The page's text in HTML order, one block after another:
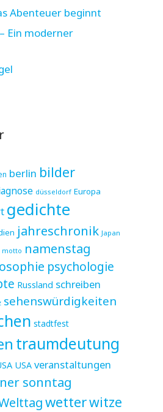
Abenteuer beginnt
Ein moderner
berlin bilder
düsseldorf Europa
gedichte
jahreschronik Japan
motto namenstag
psychologie
Russland schreiben
sehenswürdigkeiten
stadtfest
traumdeutung
USA veranstaltungen
sonntag
wetterwitze